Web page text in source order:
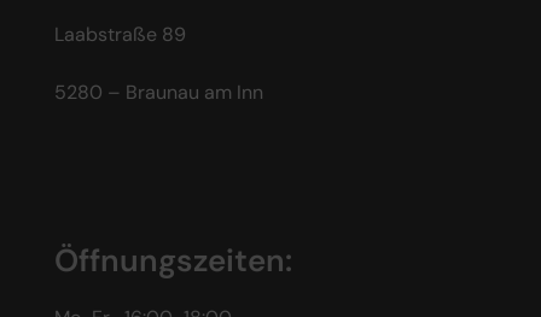
Laabstraße 89
5280 – Braunau am Inn
Öffnungszeiten: